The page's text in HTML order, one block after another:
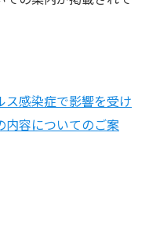
ス感染症で影響を受け
容についてのご案